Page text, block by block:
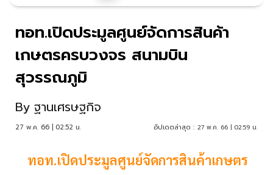
ทอท.เปิดประมูลศูนย์จัดการสินค้า
เกษตรครบวงจร สนามบิน
สุวรรณภูมิ
By ฐานเศรษฐกิจ
27 พ.ค. 66 | 02:52 น. อัปเดตล่าสุด : 27 พ.ค. 66 | 02:59 น.
ทอท.เปิดประมูลศูนย์จัดการสินค้าเกษตร